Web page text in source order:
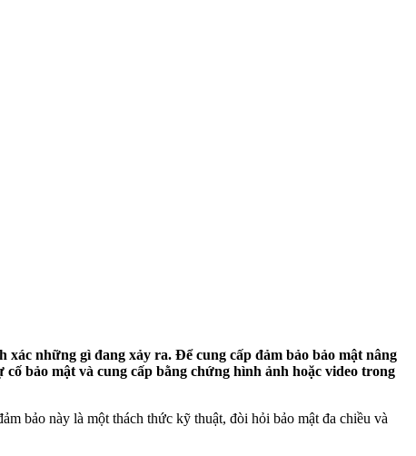
những gì đang xảy ra. Để cung cấp đảm bảo bảo mật nâng
bảo mật và cung cấp bằng chứng hình ảnh hoặc video trong
bảo này là một thách thức kỹ thuật, đòi hỏi bảo mật đa chiều và